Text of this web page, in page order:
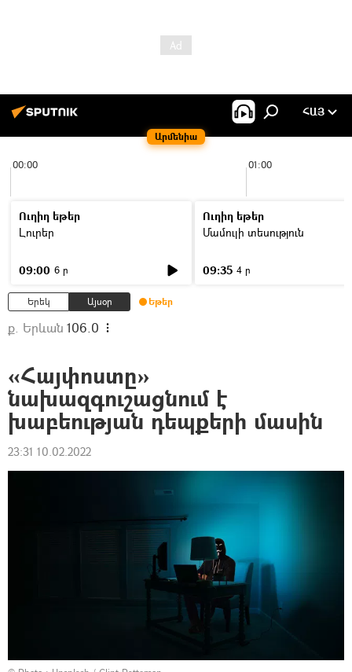
Արմենիա
ՀԱՅ
00:00 01:00
Ուղիղ եթեր
Լուրեր
09:00 6 ր
Ուղիղ եթեր
Մամուլի տեսություն
09:35 4 ր
Երեկ Այսօր Եթեր
ք. Երևան 106.0
«Հայփոստը»
նախազգուշացնում է
խաբեության դեպքերի մասին
23:31 10.02.2022